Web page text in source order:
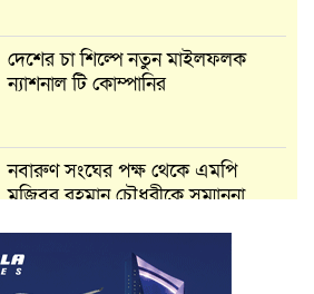
দেশের চা শিল্পে নতুন মাইলফলক
ন্যাশনাল টি কোম্পানির
নবারুণ সংঘের পক্ষ থেকে এমপি
মুজিবুর রহমান চৌধুরীকে সম্মাননা
মার্শাল আর্ট ক্লাব কাপে ‘জুসা মার্শাল